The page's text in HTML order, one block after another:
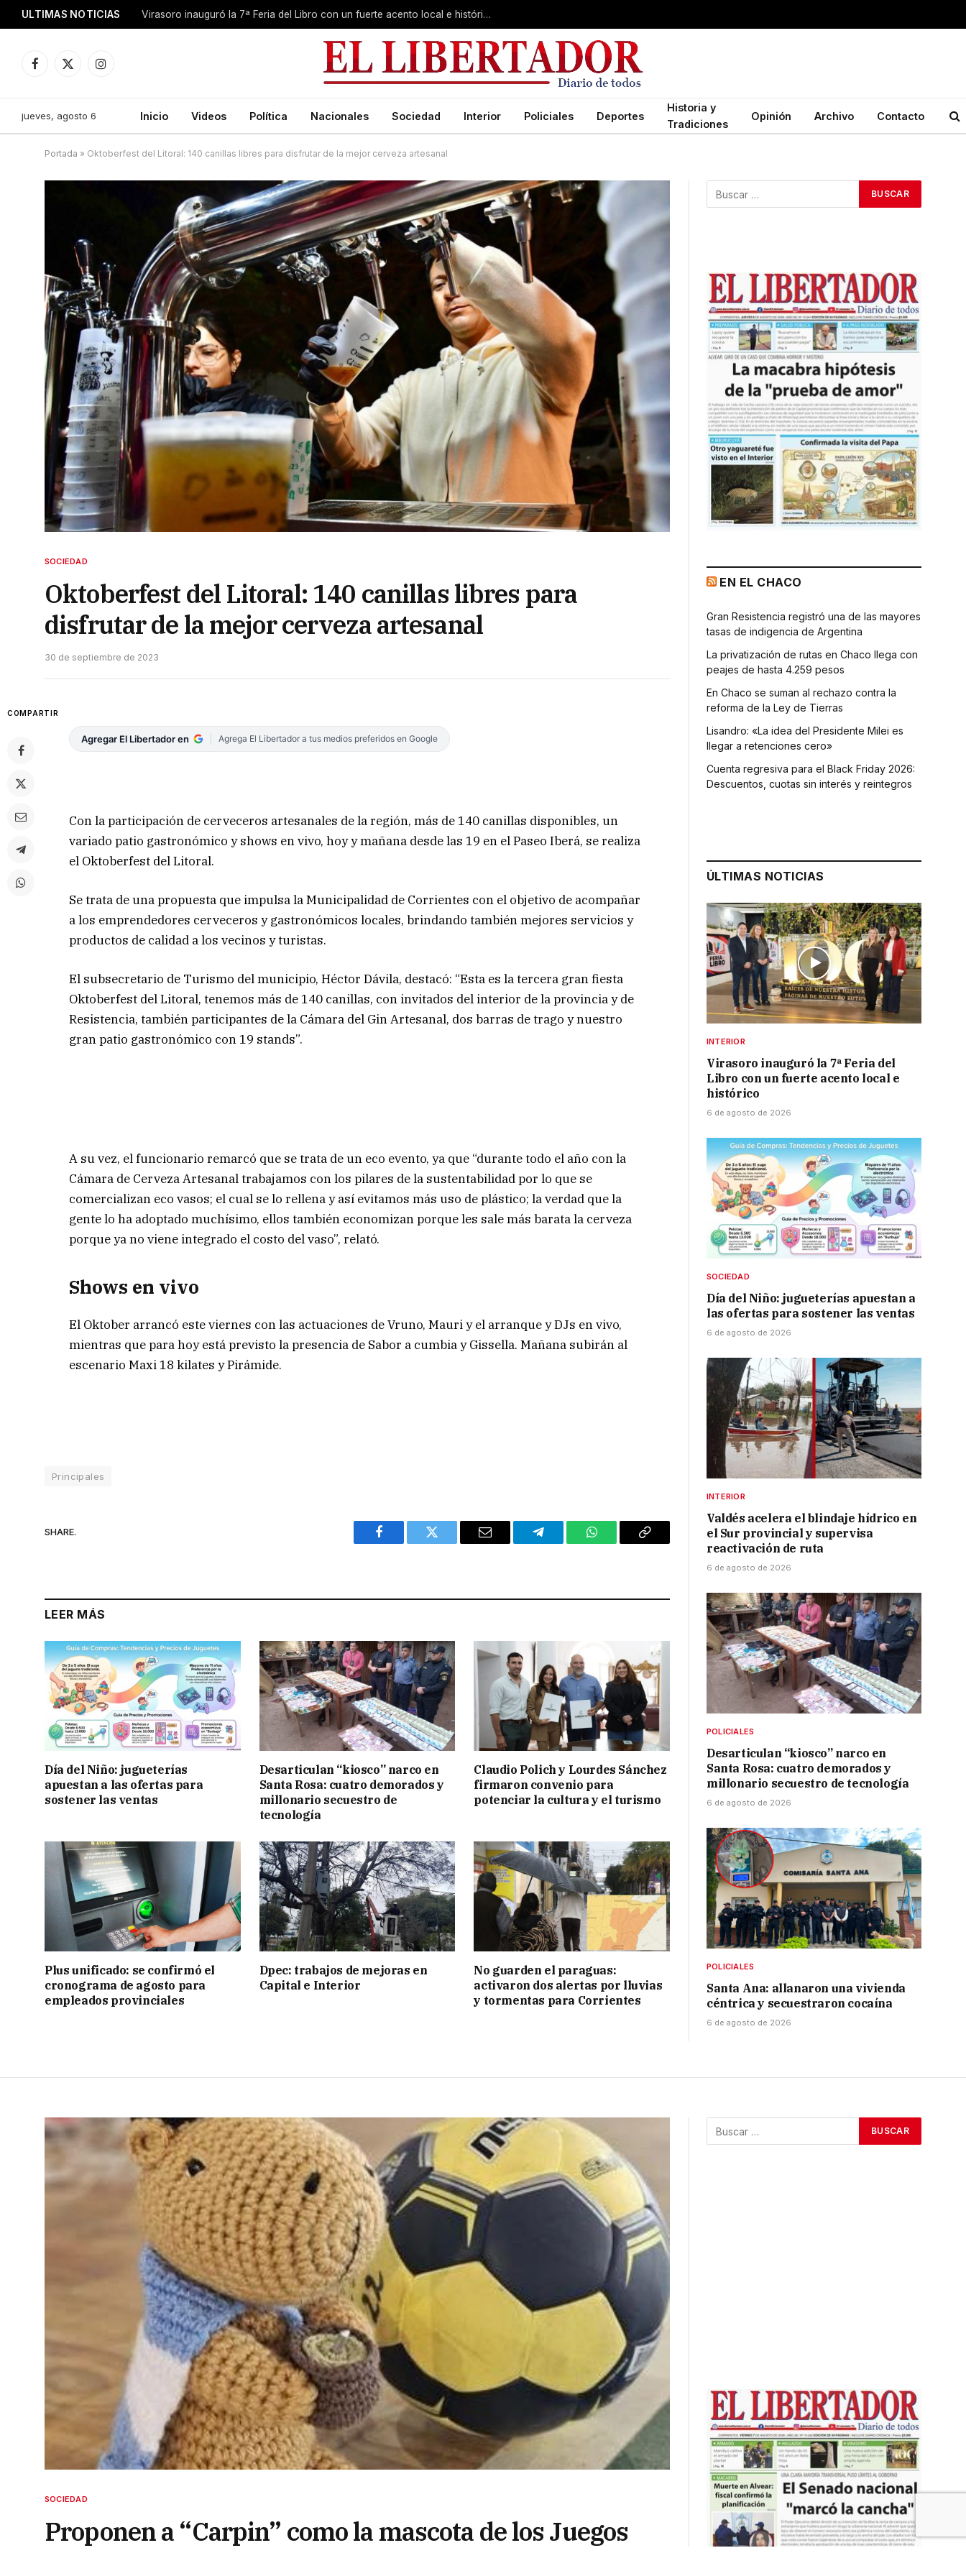
ULTIMAS NOTICIAS Virasoro inauguró la 7ª Feria del Libro con un fuerte acento local e histórico
Facebook
X
Instagram
jueves, agosto 6 Inicio Videos Política Nacionales Sociedad Interior Policiales Deportes
Historia y
Tradiciones
Opinión Archivo Contacto
Portada » Oktoberfest del Litoral: 140 canillas libres para disfrutar de la mejor cerveza artesanal
SOCIEDAD
Oktoberfest del Litoral: 140 canillas libres para
disfrutar de la mejor cerveza artesanal
30 de septiembre de 2023
COMPARTIR
Agregar El Libertador en Agrega El Libertador a tus medios preferidos en Google
Con la participación de cerveceros artesanales de la región, más de 140 canillas disponibles, un
variado patio gastronómico y shows en vivo, hoy y mañana desde las 19 en el Paseo Iberá, se realiza
el Oktoberfest del Litoral.
Se trata de una propuesta que impulsa la Municipalidad de Corrientes con el objetivo de acompañar
a los emprendedores cerveceros y gastronómicos locales, brindando también mejores servicios y
productos de calidad a los vecinos y turistas.
El subsecretario de Turismo del municipio, Héctor Dávila, destacó: “Esta es la tercera gran fiesta
Oktoberfest del Litoral, tenemos más de 140 canillas, con invitados del interior de la provincia y de
Resistencia, también participantes de la Cámara del Gin Artesanal, dos barras de trago y nuestro
gran patio gastronómico con 19 stands”.
A su vez, el funcionario remarcó que se trata de un eco evento, ya que “durante todo el año con la
Cámara de Cerveza Artesanal trabajamos con los pilares de la sustentabilidad por lo que se
comercializan eco vasos; el cual se lo rellena y así evitamos más uso de plástico; la verdad que la
gente lo ha adoptado muchísimo, ellos también economizan porque les sale más barata la cerveza
porque ya no viene integrado el costo del vaso”, relató.
Shows en vivo
El Oktober arrancó este viernes con las actuaciones de Vruno, Mauri y el arranque y DJs en vivo,
mientras que para hoy está previsto la presencia de Sabor a cumbia y Gissella. Mañana subirán al
escenario Maxi 18 kilates y Pirámide.
Principales
SHARE.
Facebook Twitter Email Telegram WhatsAppCopy
LEER MÁS
Día del Niño: jugueterías
apuestan a las ofertas para
sostener las ventas
Desarticulan “kiosco” narco en
Santa Rosa: cuatro demorados y
millonario secuestro de
tecnología
Claudio Polich y Lourdes Sánchez
firmaron convenio para
potenciar la cultura y el turismo
Plus unificado: se confirmó el
cronograma de agosto para
empleados provinciales
Dpec: trabajos de mejoras en
Capital e Interior
No guarden el paraguas:
activaron dos alertas por lluvias
y tormentas para Corrientes
EN EL CHACO
Gran Resistencia registró una de las mayores
tasas de indigencia de Argentina
La privatización de rutas en Chaco llega con
peajes de hasta 4.259 pesos
En Chaco se suman al rechazo contra la
reforma de la Ley de Tierras
Lisandro: «La idea del Presidente Milei es
llegar a retenciones cero»
Cuenta regresiva para el Black Friday 2026:
Descuentos, cuotas sin interés y reintegros
ÚLTIMAS NOTICIAS
INTERIOR
Virasoro inauguró la 7ª Feria del
Libro con un fuerte acento local e
histórico
6 de agosto de 2026
SOCIEDAD
Día del Niño: jugueterías apuestan a
las ofertas para sostener las ventas
6 de agosto de 2026
INTERIOR
Valdés acelera el blindaje hídrico en
el Sur provincial y supervisa
reactivación de ruta
6 de agosto de 2026
POLICIALES
Desarticulan “kiosco” narco en
Santa Rosa: cuatro demorados y
millonario secuestro de tecnología
6 de agosto de 2026
POLICIALES
Santa Ana: allanaron una vivienda
céntrica y secuestraron cocaína
6 de agosto de 2026
SOCIEDAD
Proponen a “Carpin” como la mascota de los Juegos